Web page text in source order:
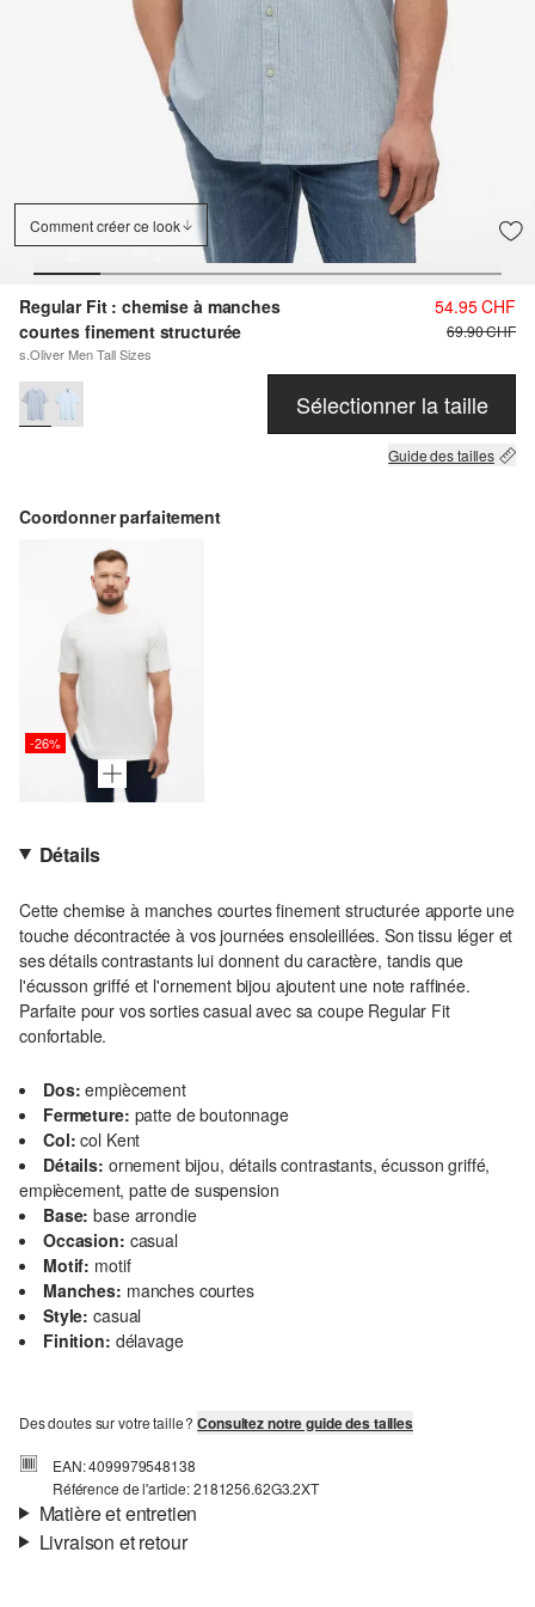
Comment créer ce look
Regular Fit : chemise à manches
courtes finement structurée
s.Oliver Men Tall Sizes
54.95 CHF
69.90 CHF
Sélectionner la taille
Guide des tailles
Coordonner parfaitement
-26%
Détails
Cette chemise à manches courtes finement structurée apporte une
touche décontractée à vos journées ensoleillées. Son tissu léger et
ses détails contrastants lui donnent du caractère, tandis que
l'écusson griffé et l'ornement bijou ajoutent une note raffinée.
Parfaite pour vos sorties casual avec sa coupe Regular Fit
confortable.
Dos: empiècement
Fermeture: patte de boutonnage
Col: col Kent
Détails: ornement bijou, détails contrastants, écusson griffé,
empiècement, patte de suspension
Base: base arrondie
Occasion: casual
Motif: motif
Manches: manches courtes
Style: casual
Finition: délavage
Des doutes sur votre taille ?Consultez notre guide des tailles
EAN: 4099979548138
Référence de l'article: 2181256.62G3.2XT
Matière et entretien
Livraison et retour